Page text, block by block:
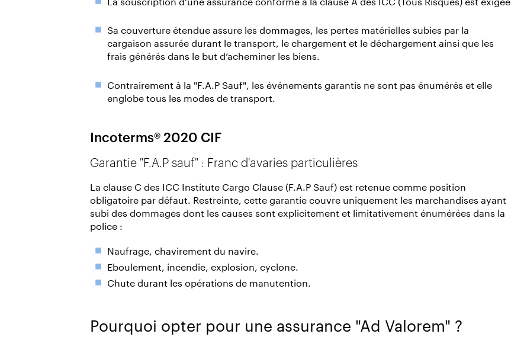
Sa couverture étendue assure les dommages, les pertes matérielles subies par la
cargaison assurée durant le transport, le chargement et le déchargement ainsi que les
frais générés dans le but d’acheminer les biens.
Contrairement à la "F.A.P Sauf", les événements garantis ne sont pas énumérés et elle
englobe tous les modes de transport.
Incoterms® 2020 CIF
Garantie "F.A.P sauf" : Franc d'avaries particulières
La clause C des ICC Institute Cargo Clause (F.A.P Sauf) est retenue comme position
obligatoire par défaut. Restreinte, cette garantie couvre uniquement les marchandises ayant
subi des dommages dont les causes sont explicitement et limitativement énumérées dans la
police :
Naufrage, chavirement du navire.
Eboulement, incendie, explosion, cyclone.
Chute durant les opérations de manutention.
Pourquoi opter pour une assurance "Ad Valorem" ?